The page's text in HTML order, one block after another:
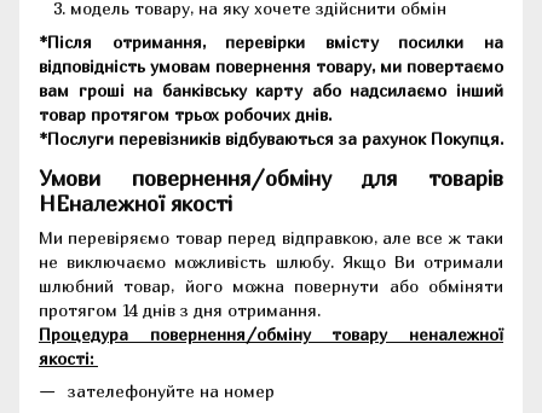
модель товару, на яку хочете здійснити обмін
*Після отримання, перевірки вмісту посилки на
відповідність умовам повернення товару, ми повертаємо
вам гроші на банківську карту або надсилаємо інший
товар протягом трьох робочих днів.
*Послуги перевізників відбуваються за рахунок Покупця.
Умови повернення/обміну для товарів
НЕналежної якості
Ми перевіряємо товар перед відправкою, але все ж таки
не виключаємо можливість шлюбу. Якщо Ви отримали
шлюбний товар, його можна повернути або обміняти
протягом 14 днів з дня отримання.
Процедура повернення/обміну товару неналежної
якості:
зателефонуйте на номер